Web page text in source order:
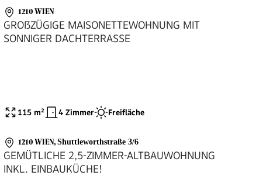
1210 WIEN
GROßZÜGIGE MAISONETTEWOHNUNG MIT
SONNIGER DACHTERRASSE
115 m² 4 Zimmer Freifläche
1210 WIEN, Shuttleworthstraße 3/6
GEMÜTLICHE 2,5-ZIMMER-ALTBAUWOHNUNG
INKL. EINBAUKÜCHE!